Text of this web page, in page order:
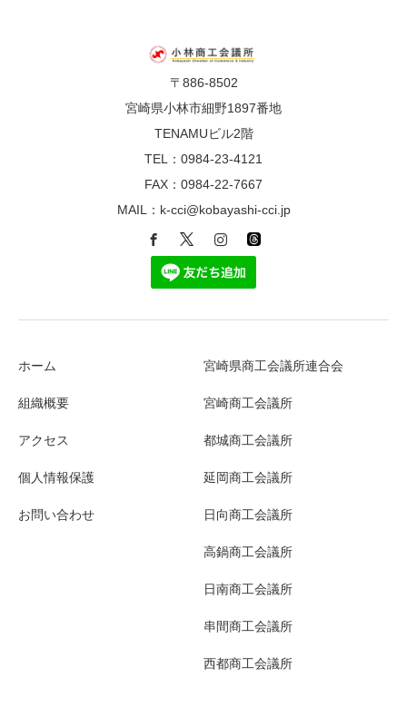
〒886-8502
宮崎県小林市細野1897番地
TENAMUビル2階
TEL：0984-23-4121
FAX：0984-22-7667
MAIL：k-cci@kobayashi-cci.jp
ホーム
組織概要
アクセス
個人情報保護
お問い合わせ
宮崎県商工会議所連合会
宮崎商工会議所
都城商工会議所
延岡商工会議所
日向商工会議所
高鍋商工会議所
日南商工会議所
串間商工会議所
西都商工会議所